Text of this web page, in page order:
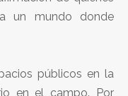
un mundo donde
públicos en la
en el campo. Por